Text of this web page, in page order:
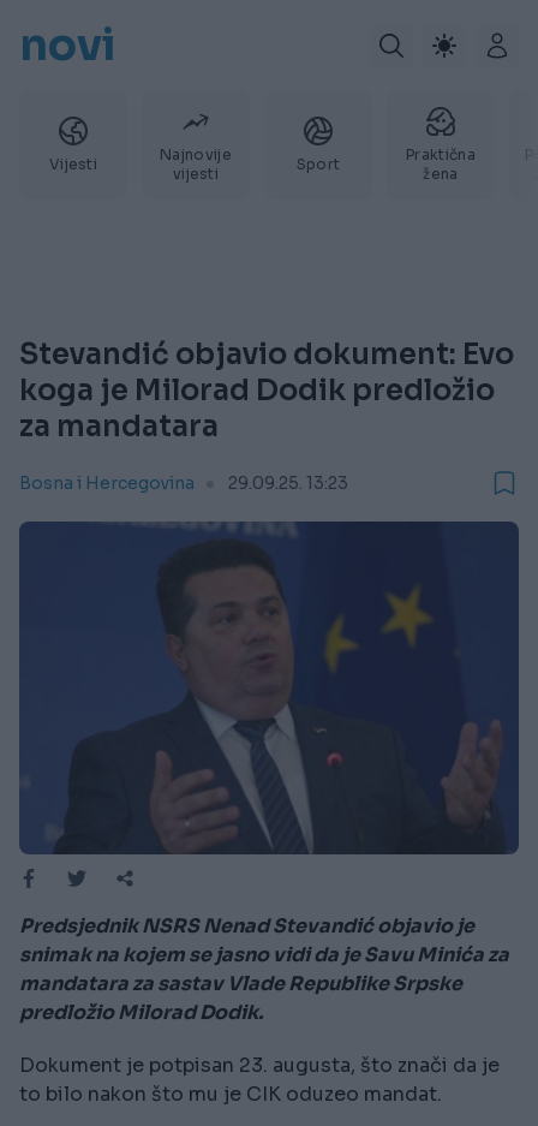
novi
Vijesti
Najnovije
vijesti
Sport
Praktična
žena
Stevandić objavio dokument: Evo
koga je Milorad Dodik predložio
za mandatara
Bosna i Hercegovina 29.09.25. 13:23
Predsjednik NSRS Nenad Stevandić objavio je
snimak na kojem se jasno vidi da je Savu Minića za
mandatara za sastav Vlade Republike Srpske
predložio Milorad Dodik.
Dokument je potpisan 23. augusta, što znači da je
to bilo nakon što mu je CIK oduzeo mandat.